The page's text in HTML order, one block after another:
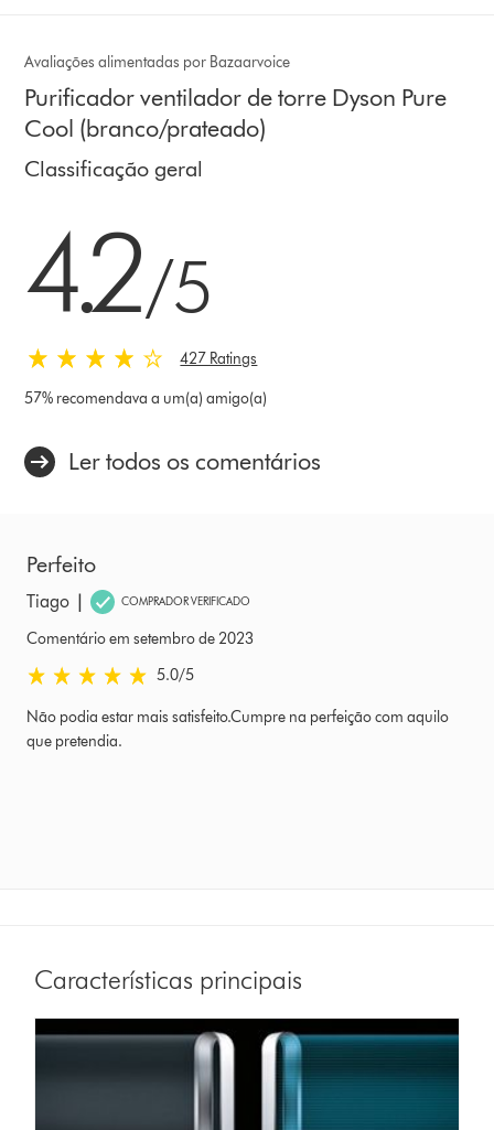
Avaliações alimentadas por Bazaarvoice
Purificador ventilador de torre Dyson Pure
Cool (branco/prateado)
Classificação geral
4.2/5
427 Ratings
57% recomendava a um(a) amigo(a)
Ler todos os comentários
Perfeito
Tiago | COMPRADOR VERIFICADO
Comentário em setembro de 2023
5.0 estrelas de 5 em Comentário em setembro de 2023 Ratings
5.0/5
Não podia estar mais satisfeito.Cumpre na perfeição com aquilo
que pretendia.
Características principais